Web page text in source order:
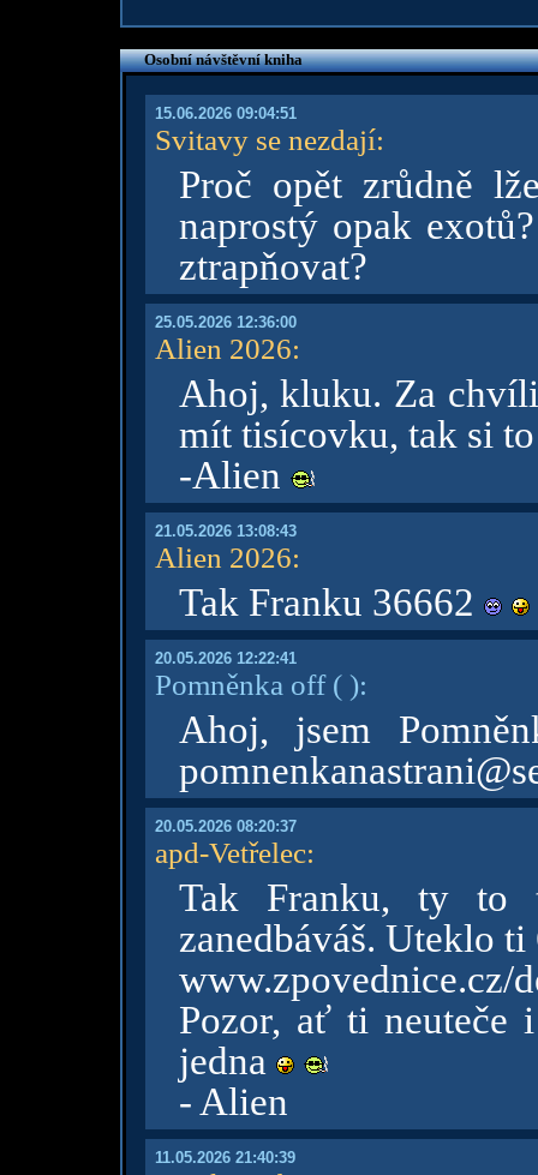
Osobní návštěvní kniha
15.06.2026 09:04:51
Svitavy se nezdají:
Proč opět zrůdně
naprostý opak
ztrapňovat?
25.05.2026 12:36:00
Alien 2026:
Ahoj, kluku. Za
mít tisícovku, tak si
-Alien
21.05.2026 13:08:43
Alien 2026:
Tak Franku 36662
20.05.2026 12:22:41
Pomněnka off( ):
Ahoj, jsem
20.05.2026 08:20:37
apd-Vetřelec:
Tak Franku, ty to
zanedbáváš. Uteklo
www.zpovednice.cz/
Pozor, ať ti neuteče
jedna
- Alien
11.05.2026 21:40:39